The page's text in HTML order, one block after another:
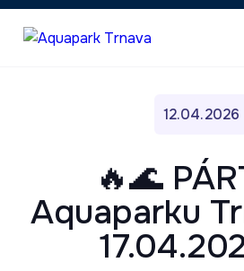
12.04.2026
🔥🌊
Aquaparku